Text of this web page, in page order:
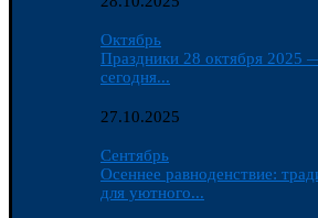
Октябрь
Праздники 28 октября 2025
сегодня...
27.10.2025
Сентябрь
Осеннее равноденствие:
для уютного...